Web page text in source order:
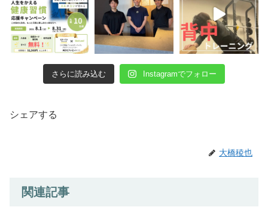
さらに読み込む Instagramでフォロー
シェアする
大橋稜也
関連記事